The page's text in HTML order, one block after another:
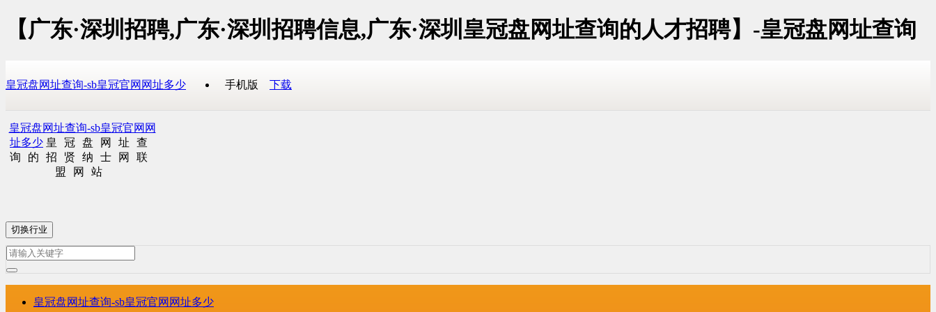
【广东·深圳招聘,广东·深圳招聘信息,广东·深圳皇冠盘网址查询的人才招聘】-皇冠盘网址查询
皇冠盘网址查询-sb皇冠官网网址多少 手机版 下载
皇冠盘网址查询-sb皇冠官网网
址多少 皇冠盘网址查
询的招贤纳士网联
盟网站
切换行业
皇冠盘网址查询-sb皇冠官网网址多少